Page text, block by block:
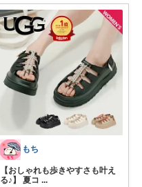
もち
【おしゃれも歩きやすさも叶え
る♪】 夏コ ...